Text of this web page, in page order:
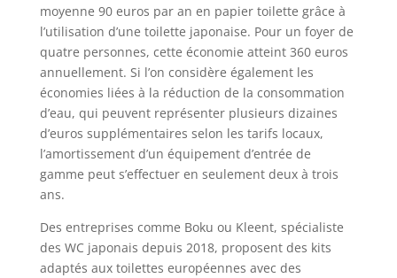
moyenne 90 euros par an en papier toilette grâce à
l’utilisation d’une toilette japonaise. Pour un foyer de
quatre personnes, cette économie atteint 360 euros
annuellement. Si l’on considère également les
économies liées à la réduction de la consommation
d’eau, qui peuvent représenter plusieurs dizaines
d’euros supplémentaires selon les tarifs locaux,
l’amortissement d’un équipement d’entrée de
gamme peut s’effectuer en seulement deux à trois
ans.
Des entreprises comme Boku ou Kleent, spécialiste
des WC japonais depuis 2018, proposent des kits
adaptés aux toilettes européennes avec des